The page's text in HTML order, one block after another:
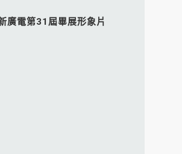
廣電第31屆畢展形象片